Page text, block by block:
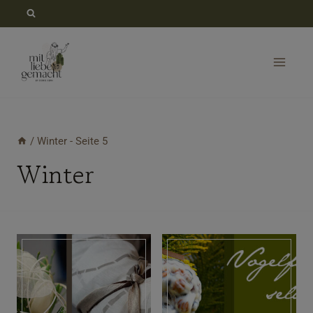
springen
/ Winter - Seite 5
Winter